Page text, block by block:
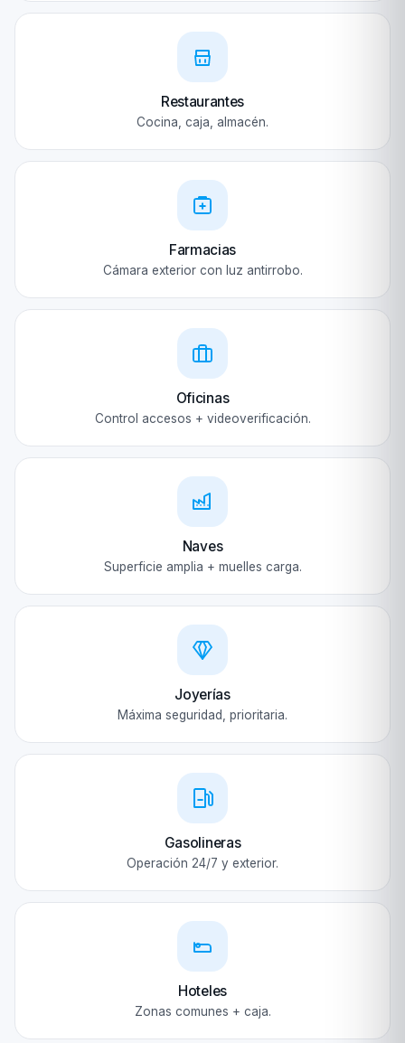
Restaurantes
Cocina, caja, almacén.
Farmacias
Cámara exterior con luz antirrobo.
Oficinas
Control accesos + videoverificación.
Naves
Superficie amplia + muelles carga.
Joyerías
Máxima seguridad, prioritaria.
Gasolineras
Operación 24/7 y exterior.
Hoteles
Zonas comunes + caja.